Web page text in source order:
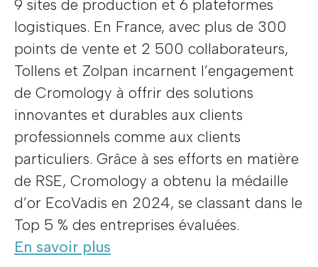
9 sites de production et 6 plateformes
logistiques. En France, avec plus de 300
points de vente et 2 500 collaborateurs,
Tollens et Zolpan incarnent l’engagement
de Cromology à offrir des solutions
innovantes et durables aux clients
professionnels comme aux clients
particuliers. Grâce à ses efforts en matière
de RSE, Cromology a obtenu la médaille
d’or EcoVadis en 2024, se classant dans le
Top 5 % des entreprises évaluées.
En savoir plus